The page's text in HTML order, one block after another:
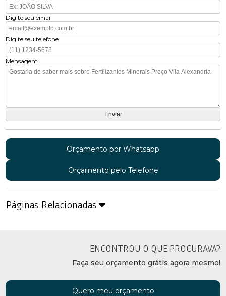
Digite seu email
Digite seu telefone
Mensagem
Orçamento por Whatsapp
Orçamento pelo Telefone
Páginas Relacionadas
ENCONTROU O QUE PROCURAVA?
Faça seu orçamento grátis agora mesmo!
Quero meu orçamento